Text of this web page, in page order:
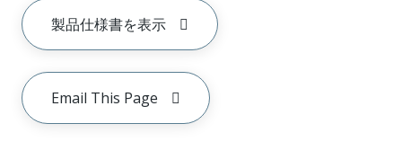
製品仕様書を表示
Email This Page